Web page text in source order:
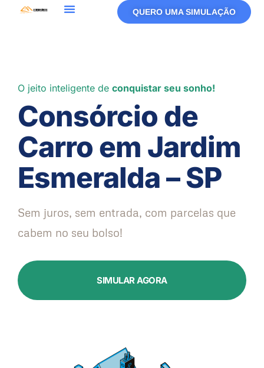
QUERO UMA SIMULAÇÃO
O jeito inteligente de conquistar seu sonho!
Consórcio de
Carro em Jardim
Esmeralda – SP
Sem juros, sem entrada, com parcelas que
cabem no seu bolso!
SIMULAR AGORA